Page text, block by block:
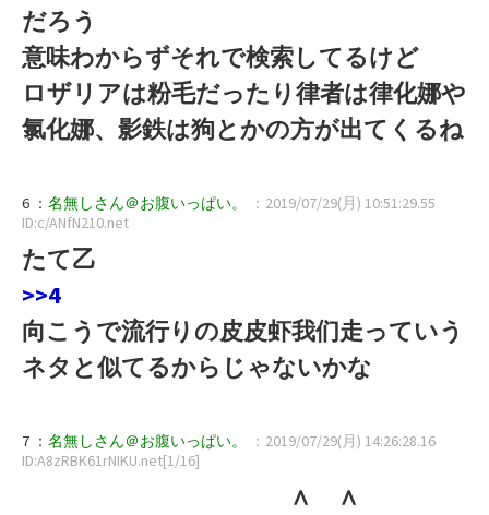
だろう
意味わからずそれで検索してるけど
ロザリアは粉毛だったり律者は律化娜や
氯化娜、影鉄は狗とかの方が出てくるね
6 ： 名無しさん＠お腹いっぱい。
：2019/07/29(月) 10:51:29.55
ID:c/ANfN210.net
たて乙
>>4
向こうで流行りの皮皮虾我们走っていう
ネタと似てるからじゃないかな
7 ： 名無しさん＠お腹いっぱい。
：2019/07/29(月) 14:26:28.16
ID:A8zRBK61rNIKU.net[1/16]
∧ ∧